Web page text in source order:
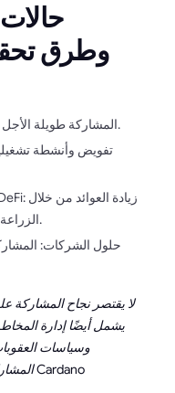
وطرق
المشاركة طويلة الأجل كمصدر للدخل السلبي للمالكين.
تفويض وأنشطة
الزراعة، ولكن مع زيادة مخاطر السيولة.
حلول الشركات:
يشمل أيضًا إدارة
وسياسات
— تشارلز هوسكينسون، مؤسس Cardano